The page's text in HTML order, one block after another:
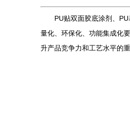
PU贴双面胶底涂剂、
量化、环保化、功能集成化
升产品竞争力和工艺水平的重